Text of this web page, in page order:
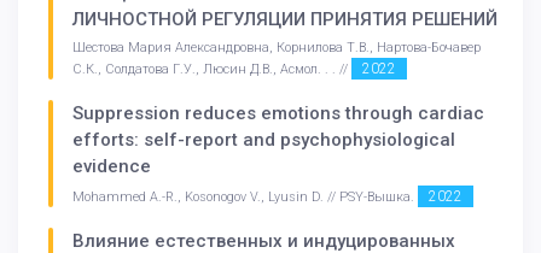
ЛИЧНОСТНОЙ РЕГУЛЯЦИИ ПРИНЯТИЯ РЕШЕНИЙ
Шестова Мария Александровна, Корнилова Т.В., Нартова-Бочавер
С.К., Солдатова Г.У., Люсин Д.В., Асмол. . . //
2022
Suppression reduces emotions through cardiac
efforts: self-report and psychophysiological
evidence
Mohammed A.-R., Kosonogov V., Lyusin D. // PSY-Вышка. 2022
Влияние естественных и индуцированных